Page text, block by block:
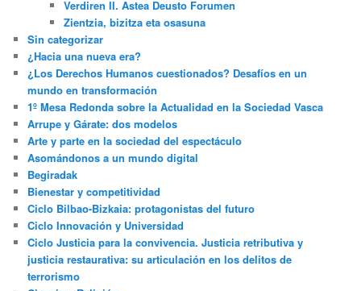
Verdiren II. Astea Deusto Forumen
Zientzia, bizitza eta osasuna
Sin categorizar
¿Hacia una nueva era?
¿Los Derechos Humanos cuestionados? Desafíos en un
mundo en transformación
1º Mesa Redonda sobre la Actualidad en la Sociedad Vasca
Arrupe y Gárate: dos modelos
Arte y parte en la sociedad del espectáculo
Asomándonos a un mundo digital
Begiradak
Bienestar y competitividad
Ciclo Bilbao-Bizkaia: protagonistas del futuro
Ciclo Innovación y Universidad
Ciclo Justicia para la convivencia. Justicia retributiva y
justicia restaurativa: su articulación en los delitos de
terrorismo